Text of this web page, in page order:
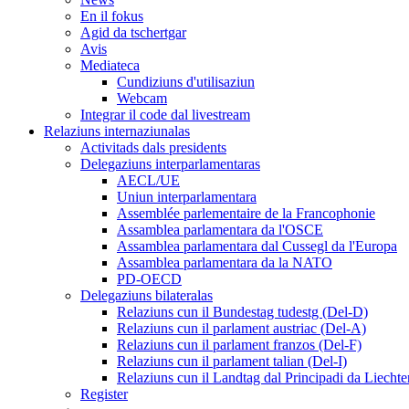
En il fokus
Agid da tschertgar
Avis
Mediateca
Cundiziuns d'utilisaziun
Webcam
Integrar il code dal livestream
Relaziuns internaziunalas
Activitads dals presidents
Delegaziuns interparlamentaras
AECL/UE
Uniun interparlamentara
Assemblée parlementaire de la Francophonie
Assamblea parlamentara da l'OSCE
Assamblea parlamentara dal Cussegl da l'Europa
Assamblea parlamentara da la NATO
PD-OECD
Delegaziuns bilateralas
Relaziuns cun il Bundestag tudestg (Del-D)
Relaziuns cun il parlament austriac (Del-A)
Relaziuns cun il parlament franzos (Del-F)
Relaziuns cun il parlament talian (Del-I)
Relaziuns cun il Landtag dal Principadi da
Register